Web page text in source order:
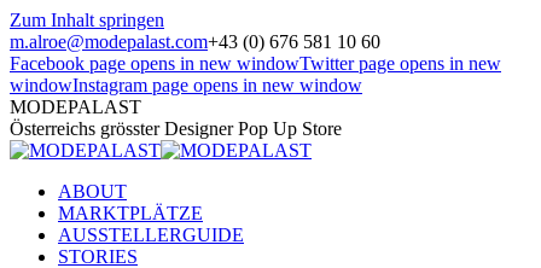
Zum Inhalt springen
m.alroe@modepalast.com+43 (0) 676 581 10 60
Facebook page opens in new windowTwitter page opens in new
windowInstagram page opens in new window
MODEPALAST
Österreichs grösster Designer Pop Up Store
ABOUT
MARKTPLÄTZE
AUSSTELLERGUIDE
STORIES